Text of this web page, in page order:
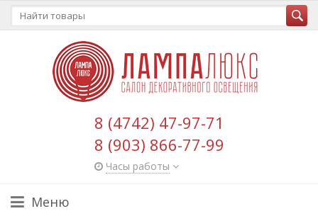
8 (4742) 47-97-71
8 (903) 866-77-99
Часы работы
Меню